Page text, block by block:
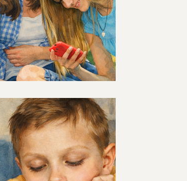
אחד מהרגעים האלה אולי
באמת נעלמים, הם נשארים
שאומרים לנו: "הם לא
חוזרים הביתה קצת יותר
פענוח
איך ללמד אותם
שמאחורי